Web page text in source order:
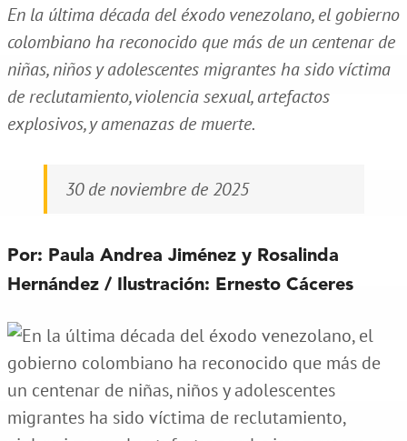
En la última década del éxodo venezolano, el gobierno
colombiano ha reconocido que más de un centenar de
niñas, niños y adolescentes migrantes ha sido víctima
de reclutamiento, violencia sexual, artefactos
explosivos, y amenazas de muerte.
30 de noviembre de 2025
Por: Paula Andrea Jiménez y Rosalinda
Hernández / Ilustración: Ernesto Cáceres